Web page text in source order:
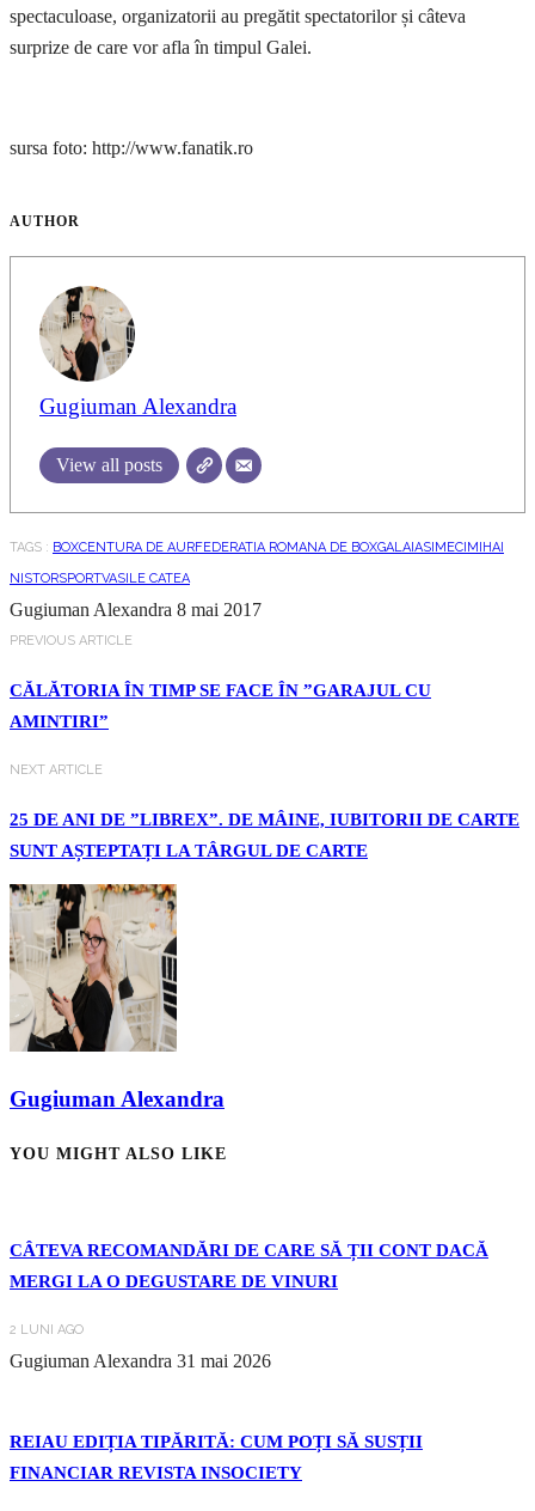
spectaculoase, organizatorii au pregătit spectatorilor și câteva
surprize de care vor afla în timpul Galei.
sursa foto: http://www.fanatik.ro
AUTHOR
Gugiuman Alexandra
View all posts
TAGS : BOXCENTURA DE AURFEDERATIA ROMANA DE BOXGALAIASI MECI MIHAI
NISTORSPORTVASILE CATEA
Gugiuman Alexandra 8 mai 2017
PREVIOUS ARTICLE
CĂLĂTORIA ÎN TIMP SE FACE ÎN ”GARAJUL CU
AMINTIRI”
NEXT ARTICLE
25 DE ANI DE ”LIBREX”. DE MÂINE, IUBITORII DE CARTE
SUNT AȘTEPTAȚI LA TÂRGUL DE CARTE
Gugiuman Alexandra
YOU MIGHT ALSO LIKE
CÂTEVA RECOMANDĂRI DE CARE SĂ ȚII CONT DACĂ
MERGI LA O DEGUSTARE DE VINURI
2 LUNI AGO
Gugiuman Alexandra 31 mai 2026
REIAU EDIȚIA TIPĂRITĂ: CUM POȚI SĂ SUSȚII
FINANCIAR REVISTA INSOCIETY